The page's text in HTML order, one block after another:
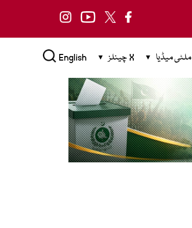
ملٹی میڈیا X چینلز English